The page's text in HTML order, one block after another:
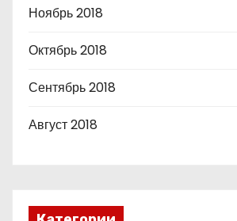
Ноябрь 2018
Октябрь 2018
Сентябрь 2018
Август 2018